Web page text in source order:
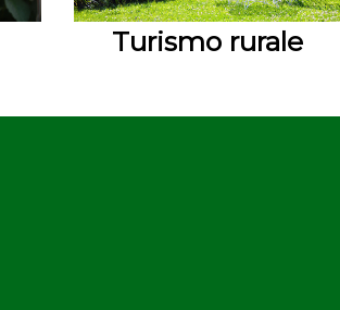
Turismo rurale